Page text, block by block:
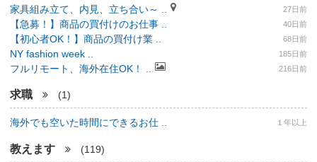
家具組み立て、内見、立ち合い～ .. 27日前
【急募！】商品の買付けのお仕事 .. 40日前
【初心者OK！】商品の買付け業 .. 68日前
NY fashion week .. 185日前
フルリモート、海外在住OK！ .. 216日前
求職 (1)
海外でも空いた時間にできるお仕 .. １年以上
教えます (119)